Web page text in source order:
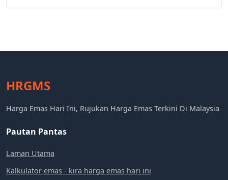
HRGMS
Harga Emas Hari Ini, Rujukan Harga Emas Terkini Di Malaysia
Pautan Pantas
Laman Utama
Kalkulator emas - kira harga emas hari ini